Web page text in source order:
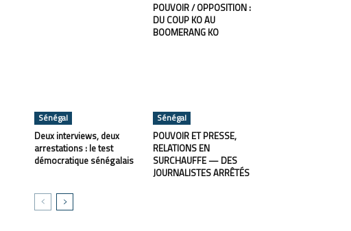
POUVOIR / OPPOSITION :
DU COUP KO AU
BOOMERANG KO
Sénégal
Deux interviews, deux
arrestations : le test
démocratique sénégalais
Sénégal
POUVOIR ET PRESSE,
RELATIONS EN
SURCHAUFFE — DES
JOURNALISTES ARRÊTÉS